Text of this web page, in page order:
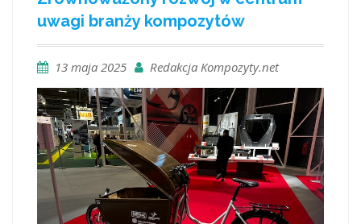
uwagi branży kompozytów
13 maja 2025 Redakcja Kompozyty.net